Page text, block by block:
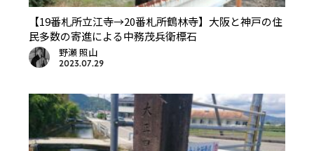
【19番札所立江寺→20番札所鶴林寺】大阪と神戸の住
民多数の寄進による中務茂兵衛標石
野瀬 照山
2023.07.29